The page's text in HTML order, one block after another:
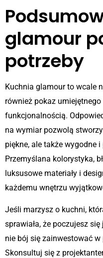
glamour
potrzeby
Kuchnia glamour to wcale
również pokaz umiejętnego
funkcjonalnością.
na wymiar pozwolą
piękne, ale także wygodne
Przemyślana kolorystyka,
luksusowe materiały i
każdemu wnętrzu
Jeśli marzysz o kuchni,
sprawiała, że poczujesz
nie bój się zainwestować
Skonsultuj się z